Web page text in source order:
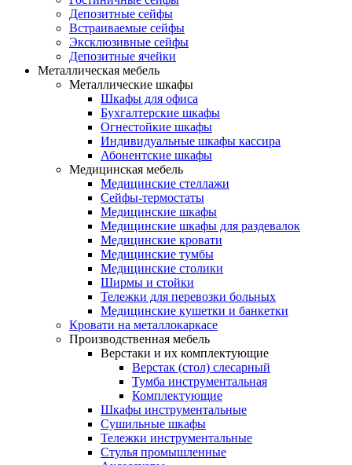
Депозитные сейфы
Встраиваемые сейфы
Эксклюзивные сейфы
Депозитные ячейки
Металлическая мебель
Металлические шкафы
Шкафы для офиса
Бухгалтерские шкафы
Огнестойкие шкафы
Индивидуальные шкафы кассира
Абонентские шкафы
Медицинская мебель
Медицинские стеллажи
Сейфы-термостаты
Медицинские шкафы
Медицинские шкафы для раздевалок
Медицинские кровати
Медицинские тумбы
Медицинские столики
Ширмы и стойки
Тележки для перевозки больных
Медицинские кушетки и банкетки
Кровати на металлокаркасе
Производственная мебель
Верстаки и их комплектующие
Верстак (стол) слесарный
Тумба инструментальная
Комплектующие
Шкафы инструментальные
Сушильные шкафы
Тележки инструментальные
Стулья промышленные